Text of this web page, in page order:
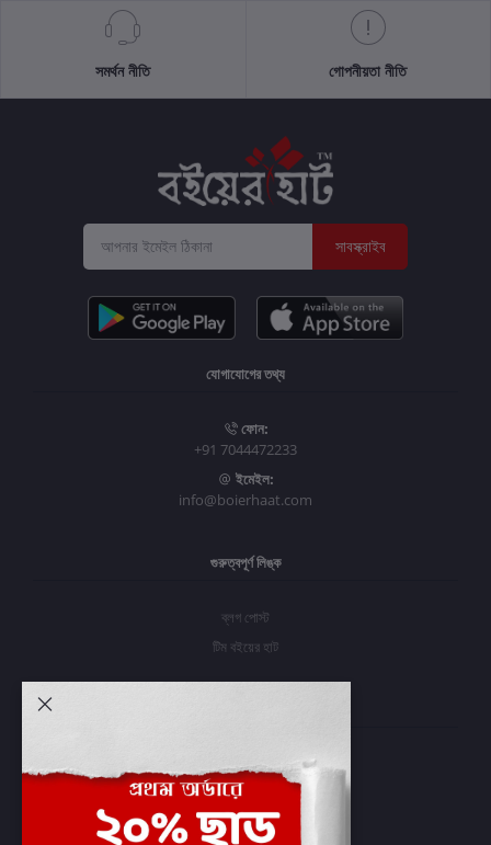
সমর্থন নীতি গোপনীয়তা নীতি
সাবস্ক্রাইব
যোগাযোগের তথ্য
ফোন:
+91 7044472233
ইমেইল:
info@boierhaat.com
গুরুত্বপূর্ণ লিঙ্ক
ব্লগ পোস্ট
টিম বইয়ের হাট
প্রবেশ করুন
অর্ডার ইতিহাস
আমার ইচ্ছাগুলি